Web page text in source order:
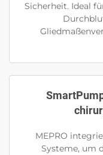
Sicherheit. Ideal
MEPRO
Systeme, um